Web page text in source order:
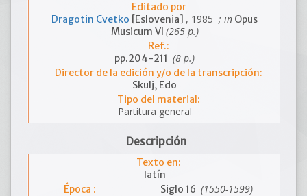
Editado por
Dragotin Cvetko [Eslovenia] , 1985 ; in Opus
Musicum VI (265 p.)
Ref.:
pp.204-211 (8 p.)
Director de la edición y/o de la transcripción:
Skulj, Edo
Tipo del material:
Partitura general
Descripción
Texto en:
latín
Época :
Siglo 16 (1550-1599)